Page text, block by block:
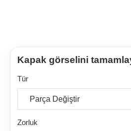
Kapak görselini
Tür
Zorluk